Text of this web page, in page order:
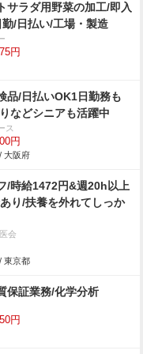
サラダ用野菜の加工/即入
/日払い/工場・製造
円
品/日払いOK1日勤務も
などシニアも活躍中
ス
円
大阪府
/時給1472円&週20h以上
り/扶養を外れてしっか
会
東京都
保証業務/化学分析
円